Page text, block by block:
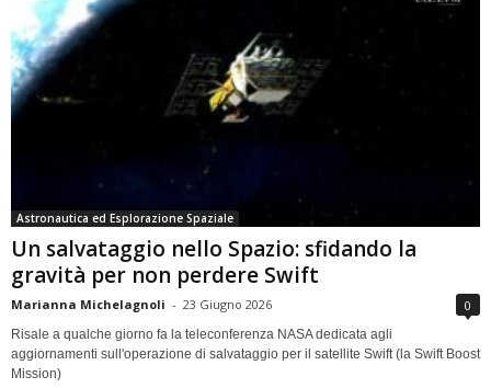
Astronautica ed Esplorazione Spaziale
Un salvataggio nello Spazio: sfidando la
gravità per non perdere Swift
Marianna Michelagnoli - 23 Giugno 2026 0
Risale a qualche giorno fa la teleconferenza NASA dedicata agli
aggiornamenti sull'operazione di salvataggio per il satellite Swift (la Swift Boost
Mission)